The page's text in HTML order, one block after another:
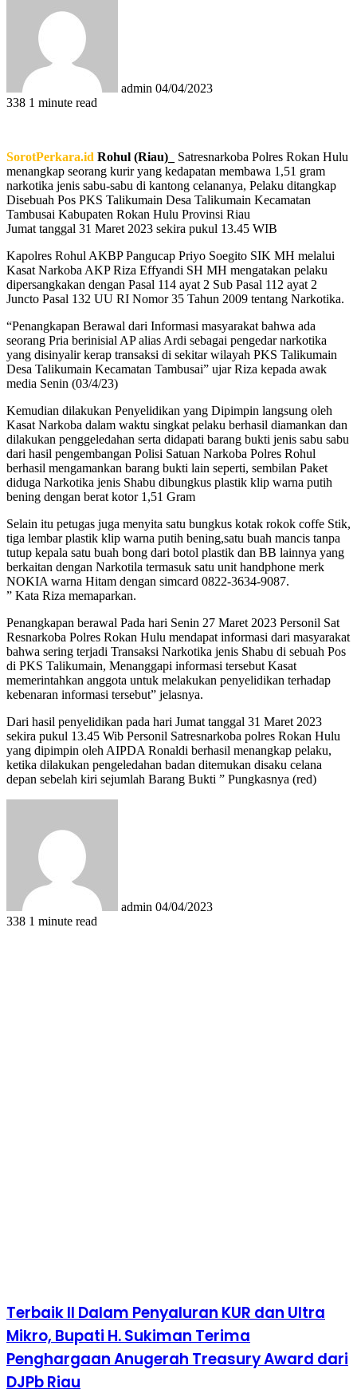
admin 04/04/2023
338 1 minute read
SorotPerkara.id Rohul (Riau)_
Satresnarkoba Polres Rokan Hulu
menangkap seorang kurir yang kedapatan membawa 1,51 gram
narkotika jenis sabu-sabu di kantong celananya, Pelaku ditangkap
Disebuah Pos PKS Talikumain Desa Talikumain Kecamatan
Tambusai Kabupaten Rokan Hulu Provinsi Riau
Jumat tanggal 31 Maret 2023 sekira pukul 13.45 WIB
Kapolres Rohul AKBP Pangucap Priyo Soegito SIK MH melalui
Kasat Narkoba AKP Riza Effyandi SH MH mengatakan pelaku
dipersangkakan dengan Pasal 114 ayat 2 Sub Pasal 112 ayat 2
Juncto Pasal 132 UU RI Nomor 35 Tahun 2009 tentang Narkotika.
“Penangkapan Berawal dari Informasi masyarakat bahwa ada
seorang Pria berinisial AP alias Ardi sebagai pengedar narkotika
yang disinyalir kerap transaksi di sekitar wilayah PKS Talikumain
Desa Talikumain Kecamatan Tambusai” ujar Riza kepada awak
media Senin (03/4/23)
Kemudian dilakukan Penyelidikan yang Dipimpin langsung oleh
Kasat Narkoba dalam waktu singkat pelaku berhasil diamankan dan
dilakukan penggeledahan serta didapati barang bukti jenis sabu sabu
dari hasil pengembangan Polisi Satuan Narkoba Polres Rohul
berhasil mengamankan barang bukti lain seperti, sembilan Paket
diduga Narkotika jenis Shabu dibungkus plastik klip warna putih
bening dengan berat kotor 1,51 Gram
Selain itu petugas juga menyita satu bungkus kotak rokok coffe Stik,
tiga lembar plastik klip warna putih bening,satu buah mancis tanpa
tutup kepala satu buah bong dari botol plastik dan BB lainnya yang
berkaitan dengan Narkotila termasuk satu unit handphone merk
NOKIA warna Hitam dengan simcard 0822-3634-9087.
” Kata Riza memaparkan.
Penangkapan berawal Pada hari Senin 27 Maret 2023 Personil Sat
Resnarkoba Polres Rokan Hulu mendapat informasi dari masyarakat
bahwa sering terjadi Transaksi Narkotika jenis Shabu di sebuah Pos
di PKS Talikumain, Menanggapi informasi tersebut Kasat
memerintahkan anggota untuk melakukan penyelidikan terhadap
kebenaran informasi tersebut” jelasnya.
Dari hasil penyelidikan pada hari Jumat tanggal 31 Maret 2023
sekira pukul 13.45 Wib Personil Satresnarkoba polres Rokan Hulu
yang dipimpin oleh AIPDA Ronaldi berhasil menangkap pelaku,
ketika dilakukan pengeledahan badan ditemukan disaku celana
depan sebelah kiri sejumlah Barang Bukti ” Pungkasnya (red)
admin 04/04/2023
338 1 minute read
Terbaik II Dalam Penyaluran KUR dan Ultra
Mikro, Bupati H. Sukiman Terima
Penghargaan Anugerah Treasury Award dari
DJPb Riau